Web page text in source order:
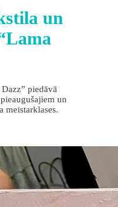
un
piedāvā
un
meistarklases.